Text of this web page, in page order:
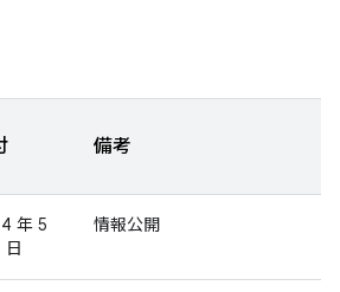
備考
年 5
日
情報公開